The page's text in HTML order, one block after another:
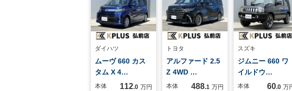
ダイハツ
ムーヴ 660 カス
タム X 4…
本体 112.0 万円
トヨタ
アルファード 2.5
Z 4WD …
本体 488.1 万円
スズキ
ジムニー 660 ワ
イルドウ…
本体 60.0 万